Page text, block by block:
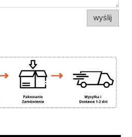
wyślij